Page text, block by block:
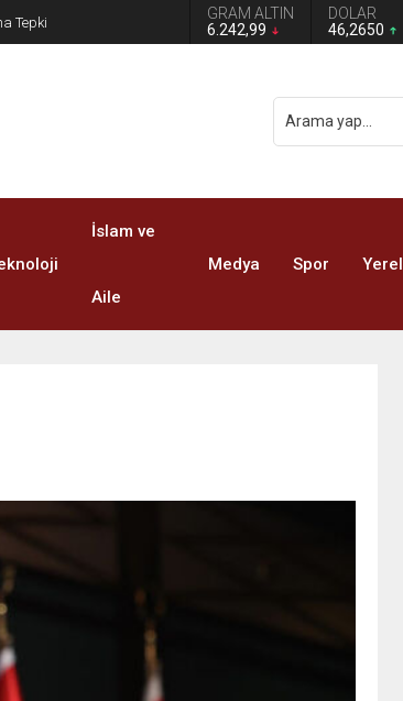
düştü
GRAM ALTIN
6.242,99
DOLAR
46,2650
İslam ve
Aile
Medya Spor Yerel